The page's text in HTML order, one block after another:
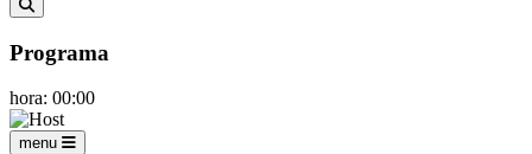
Programa
hora: 00:00
menu